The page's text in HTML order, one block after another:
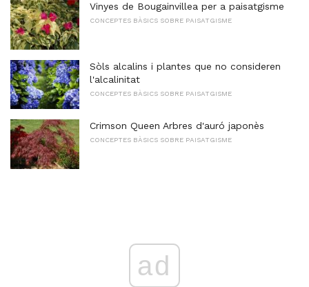
Vinyes de Bougainvillea per a paisatgisme
CONCEPTES BÀSICS SOBRE PAISATGISME
Sòls alcalins i plantes que no consideren
l'alcalinitat
CONCEPTES BÀSICS SOBRE PAISATGISME
Crimson Queen Arbres d'auró japonès
CONCEPTES BÀSICS SOBRE PAISATGISME
ad